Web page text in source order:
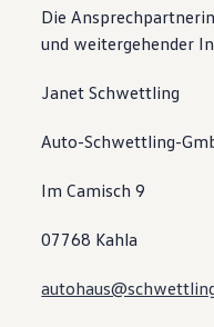
Die
und weitergehender
Janet Schwettling
Auto-Schwettling-
Im Camisch 9
07768 Kahla